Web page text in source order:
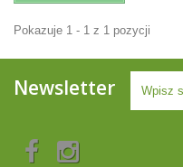
Pokazuje 1 - 1 z 1 pozycji
Newsletter